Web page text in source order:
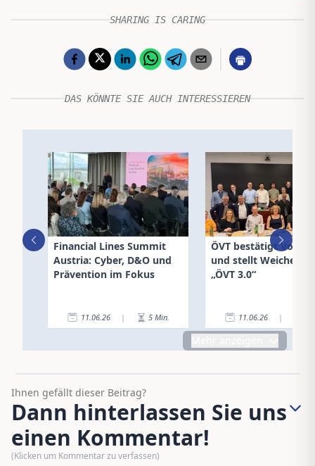
SHARING IS CARING
DAS KÖNNTE SIE AUCH INTERESSIEREN
Financial Lines Summit
Austria: Cyber, D&O und
Prävention im Fokus
11.06.26 | 5 Min.
ÖVT bestätigt
und stellt Weichen
„ÖVT 3.0“
11.06.26 |
Ihnen gefällt dieser Beitrag?
Dann hinterlassen Sie uns
einen Kommentar!
(Klicken um Kommentar zu verfassen)